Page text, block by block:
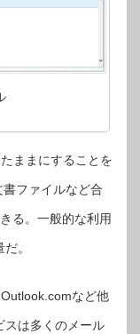
ままにすることを
ファイルなど合
る。一般的な利用
。
など他
スは多くのメール